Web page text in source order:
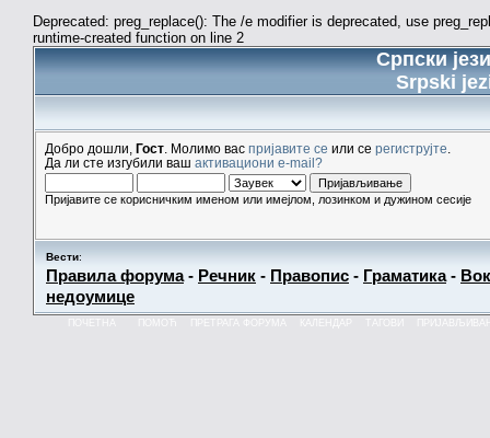
Deprecated: preg_replace(): The /e modifier is deprecated, use
runtime-created function on line 2
Српски
Srpski
Добро дошли, Гост . Молимо вас пријавите се или се региструјте
Да ли сте изгубили ваш активациони e-mail?
Пријавите се корисничким именом или имејлом, лозинком и дужином сесије
Вести:
Правила форума- Речник - Правопис - Граматика-
недоумице
КАЛЕНДАР